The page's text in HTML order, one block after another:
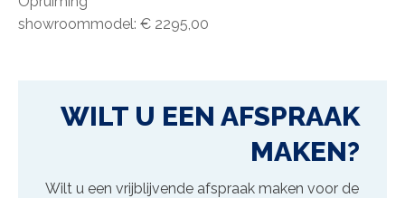
showroommodel: € 2295,00
WILT U EEN AFSPRAAK
MAKEN?
Wilt u een vrijblijvende afspraak maken voor de